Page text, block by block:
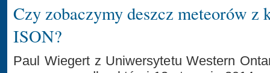
Czy zobaczymy deszcz meteorów z
ISON?
Paul Wiegert z Uniwersytetu Western